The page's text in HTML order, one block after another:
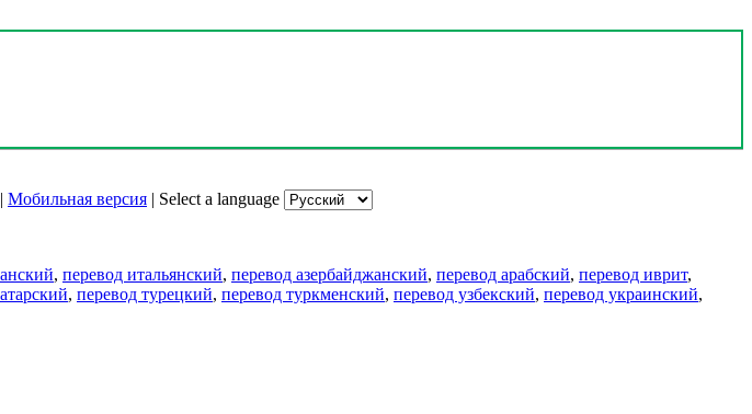
| Мобильная версия | Select a language
, перевод итальянский, перевод азербайджанский, перевод арабский, перевод иврит,
, перевод турецкий, перевод туркменский, перевод узбекский, перевод украинский,